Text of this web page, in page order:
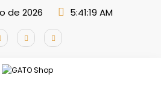
de 2026 5:41:19 AM